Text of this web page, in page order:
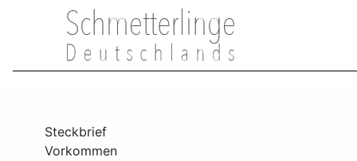
Steckbrief
Vorkommen